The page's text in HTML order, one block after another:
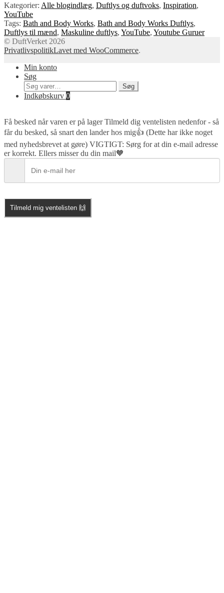
Kategorier: Alle blogindlæg, Duftlys og duftvoks, Inspiration,
YouTube
Tags: Bath and Body Works, Bath and Body Works Duftlys,
Duftlys til mænd, Maskuline duftlys, YouTube, Youtube Guruer
© DuftVerket 2026
PrivatlivspolitikLavet med WooCommerce.
Min konto
Søg
Søg
efter:
Søg
Indkøbskurv 0
Få besked når varen er på lagerTilmeld dig ventelisten nedenfor - så
får du besked, så snart den lander hos mig👍 (Dette har ikke noget
med nyhedsbrevet at gøre) VIGTIGT: Sørg for at din e-mail adresse
er korrekt. Ellers misser du din mail🧡
Tilmeld mig ventelisten 🙌